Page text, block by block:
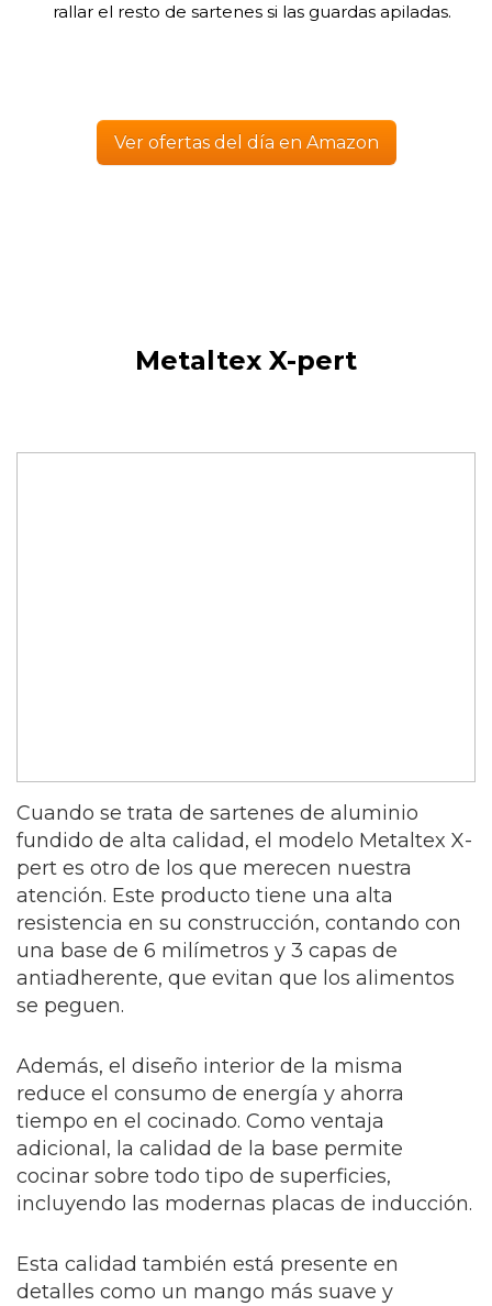
rallar el resto de sartenes si las guardas apiladas.
Ver ofertas del día en Amazon
Metaltex X-pert
Cuando se trata de sartenes de aluminio
fundido de alta calidad, el modelo Metaltex X-
pert es otro de los que merecen nuestra
atención. Este producto tiene una alta
resistencia en su construcción, contando con
una base de 6 milímetros y 3 capas de
antiadherente, que evitan que los alimentos
se peguen.
Además, el diseño interior de la misma
reduce el consumo de energía y ahorra
tiempo en el cocinado. Como ventaja
adicional, la calidad de la base permite
cocinar sobre todo tipo de superficies,
incluyendo las modernas placas de inducción.
Esta calidad también está presente en
detalles como un mango más suave y